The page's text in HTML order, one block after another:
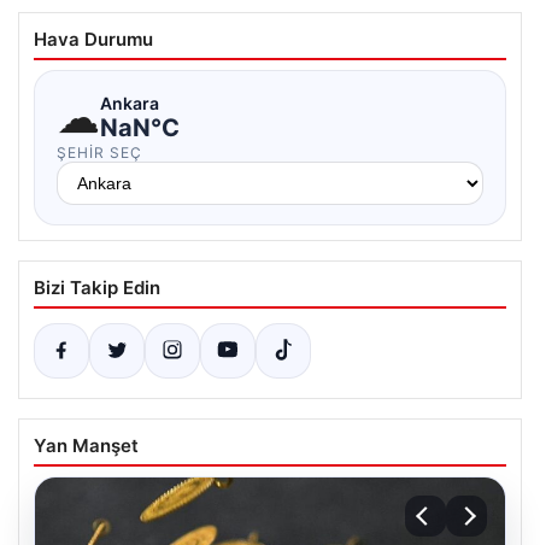
Hava Durumu
☁Ankara
NaN°C
ŞEHIR SEÇ
Bizi Takip Edin
Yan Manşet